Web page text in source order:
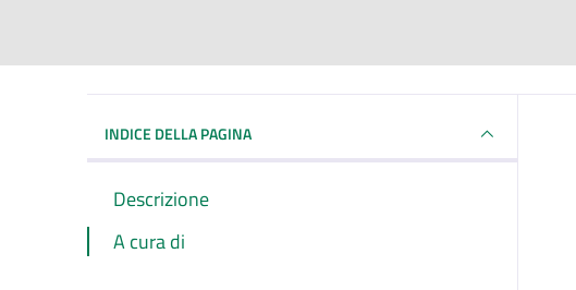
INDICE DELLA PAGINA
Descrizione
A cura di